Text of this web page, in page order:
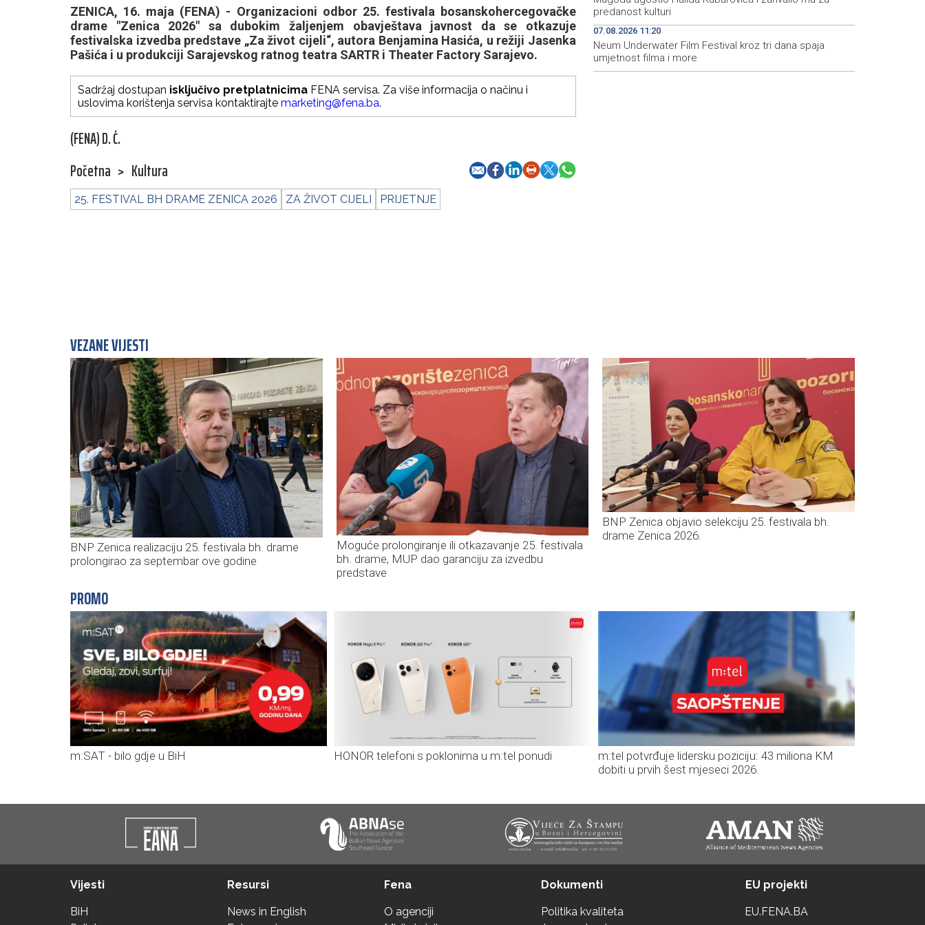
ZENICA, 16. maja (FENA) - Organizacioni odbor 25. festivala bosanskohercegovačke
drame "Zenica 2026" sa dubokim žaljenjem obavještava javnost da se otkazuje
festivalska izvedba predstave „Za život cijeli“, autora Benjamina Hasića, u režiji Jasenka
Pašića i u produkciji Sarajevskog ratnog teatra SARTR i Theater Factory Sarajevo.
Sadržaj dostupan isključivo pretplatnicima FENA servisa. Za više informacija o načinu i
uslovima korištenja servisa kontaktirajte marketing@fena.ba.
(FENA) D. Ć.
Početna > Kultura
25. FESTIVAL BH DRAME ZENICA 2026 ZA ŽIVOT CIJELI PRIJETNJE
predanost kulturi
07.08.2026 11:20
Neum Underwater Film Festival kroz tri dana spaja
umjetnost filma i more
VEZANE VIJESTI
BNP Zenica realizaciju 25. festivala bh. drame
prolongirao za septembar ove godine
Moguće prolongiranje ili otkazavanje 25. festivala
bh. drame, MUP dao garanciju za izvedbu
predstave
BNP Zenica objavio selekciju 25. festivala bh.
drame Zenica 2026.
PROMO
m:SAT - bilo gdje u BiH HONOR telefoni s poklonima u m:tel ponudi
m:tel potvrđuje lidersku poziciju: 43 miliona KM
dobiti u prvih šest mjeseci 2026.
Vijesti
BiH
Resursi
News in English
Fena
O agenciji
Dokumenti
Politika kvaliteta
EU projekti
EU.FENA.BA